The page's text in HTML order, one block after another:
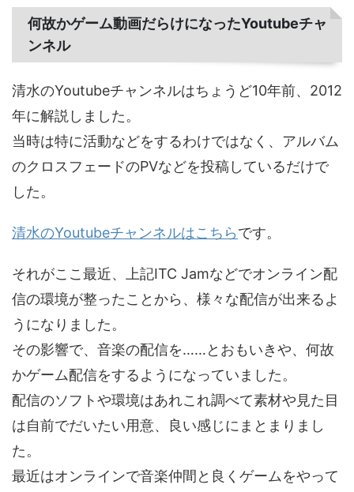
何故かゲーム動画だらけになったYoutubeチャ
ンネル
清水のYoutubeチャンネルはちょうど10年前、2012
年に解説しました。
当時は特に活動などをするわけではなく、アルバム
のクロスフェードのPVなどを投稿しているだけで
した。
清水のYoutubeチャンネルはこちらです。
それがここ最近、上記ITC Jamなどでオンライン配
信の環境が整ったことから、様々な配信が出来るよ
うになりました。
その影響で、音楽の配信を……とおもいきや、何故
かゲーム配信をするようになっていました。
配信のソフトや環境はあれこれ調べて素材や見た目
は自前でだいたい用意、良い感じにまとまりまし
た。
最近はオンラインで音楽仲間と良くゲームをやって